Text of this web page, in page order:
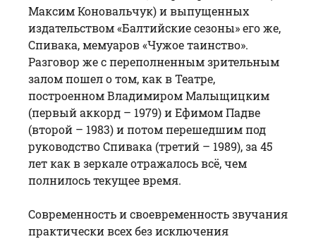
Максим Коновальчук) и выпущенных
издательством «Балтийские сезоны» его же,
Спивака, мемуаров «Чужое таинство».
Разговор же с переполненным зрительным
залом пошел о том, как в Театре,
построенном Владимиром Малыщицким
(первый аккорд – 1979) и Ефимом Падве
(второй – 1983) и потом перешедшим под
руководство Спивака (третий – 1989), за 45
лет как в зеркале отражалось всё, чем
полнилось текущее время.
Современность и своевременность звучания
практически всех без исключения